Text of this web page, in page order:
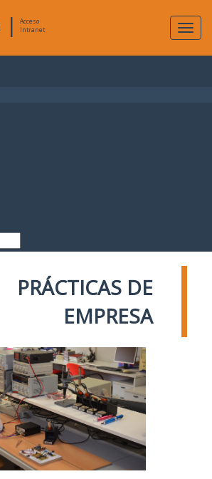
|
Acceso
Intranet
PRÁCTICAS DE
EMPRESA